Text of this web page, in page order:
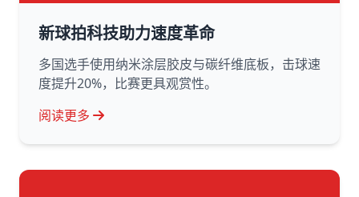
新球拍科技助力速度革命
多国选手使用纳米涂层胶皮与碳纤维底板，击球速
度提升20%，比赛更具观赏性。
阅读更多